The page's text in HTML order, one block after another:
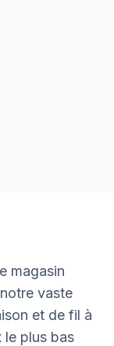
magasin
vaste
et de fil à
le plus bas